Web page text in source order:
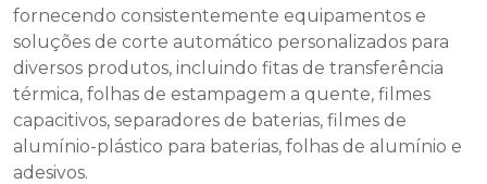
fornecendo consistentemente equipamentos e
soluções de corte automático personalizados para
diversos produtos, incluindo fitas de transferência
térmica, folhas de estampagem a quente, filmes
capacitivos, separadores de baterias, filmes de
alumínio-plástico para baterias, folhas de alumínio e
adesivos.